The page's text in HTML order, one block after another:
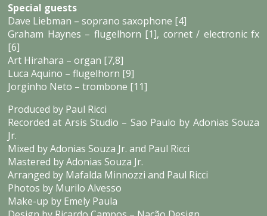
Special guests
Dave Liebman – soprano saxophone [4]
Graham Haynes – flugelhorn [1], cornet / electronic fx
[6]
Art Hirahara – organ [7,8]
Luca Aquino – flugelhorn [9]
Jorginho Neto – trombone [11]
Produced by Paul Ricci
Recorded at Arsis Studio – Sao Paulo by Adonias Souza
Jr.
Mixed by Adonias Souza Jr. and Paul Ricci
Mastered by Adonias Souza Jr.
Arranged by Mafalda Minnozzi and Paul Ricci
Photos by Murilo Alvesso
Make-up by Emely Paula